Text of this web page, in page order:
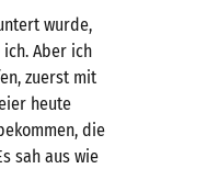
wurde,
Aber ich
zuerst mit
heute
die
sah aus wie